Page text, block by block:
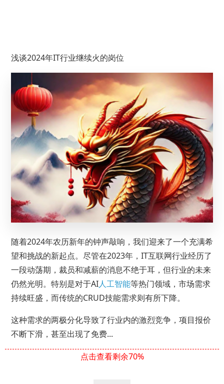
浅谈2024年IT行业继续火的岗位
随着2024年农历新年的钟声敲响，我们迎来了一个充满希
望和挑战的新起点。尽管在2023年，IT互联网行业经历了
一段动荡期，裁员和减薪的消息不绝于耳，但行业的未来
仍然光明。特别是对于AI人工智能等热门领域，市场需求
持续旺盛，而传统的CRUD技能需求则有所下降。
这种需求的两极分化导致了行业内的激烈竞争，项目报价
不断下滑，甚至出现了免费...
点击查看剩余70%